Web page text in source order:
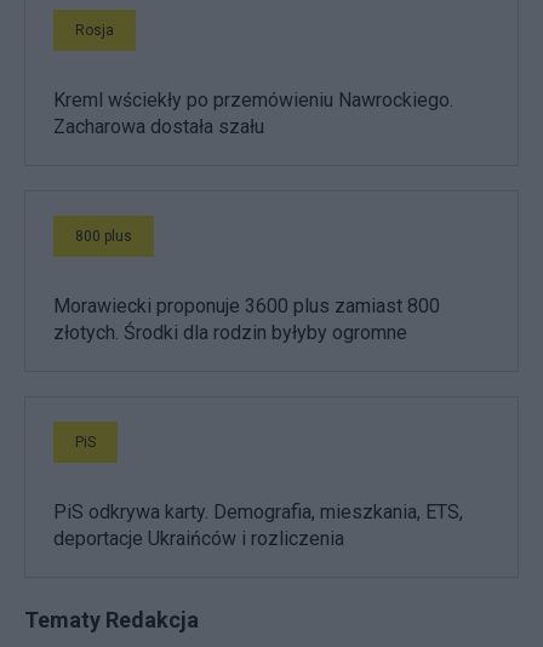
Rosja
Kreml wściekły po przemówieniu Nawrockiego.
Zacharowa dostała szału
800 plus
Morawiecki proponuje 3600 plus zamiast 800
złotych. Środki dla rodzin byłyby ogromne
PiS
PiS odkrywa karty. Demografia, mieszkania, ETS,
deportacje Ukraińców i rozliczenia
Tematy Redakcja